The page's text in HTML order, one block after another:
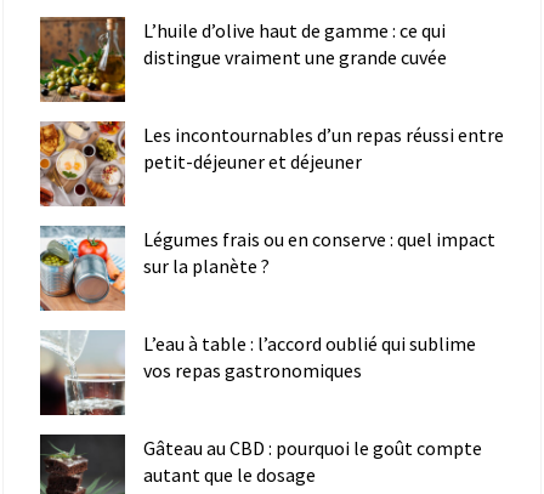
L’huile d’olive haut de gamme : ce qui
distingue vraiment une grande cuvée
Les incontournables d’un repas réussi entre
petit-déjeuner et déjeuner
Légumes frais ou en conserve : quel impact
sur la planète ?
L’eau à table : l’accord oublié qui sublime
vos repas gastronomiques
Gâteau au CBD : pourquoi le goût compte
autant que le dosage